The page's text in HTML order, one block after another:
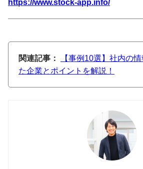
https://www.stock-app.info/
関連記事：
【事例10選】社内の
た企業とポイントを解説！